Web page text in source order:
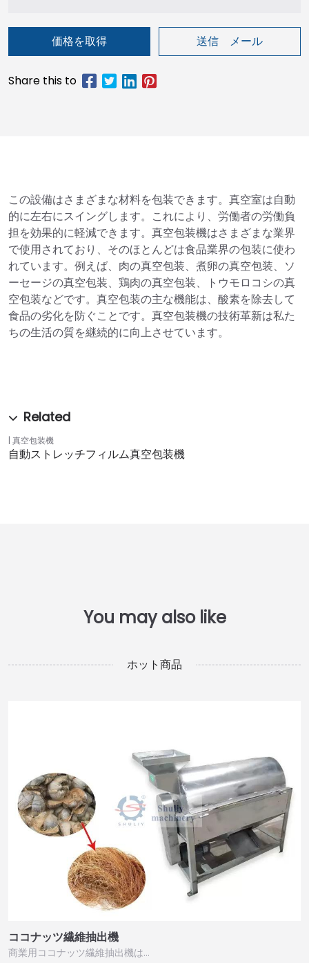
価格を取得 送信 メール
この設備はさまざまな材料を包装できます。真空室は自動
的に左右にスイングします。これにより、労働者の労働負
担を効果的に軽減できます。真空包装機はさまざまな業界
で使用されており、そのほとんどは食品業界の包装に使わ
れています。例えば、肉の真空包装、煮卵の真空包装、ソ
ーセージの真空包装、鶏肉の真空包装、トウモロコシの真
空包装などです。真空包装の主な機能は、酸素を除去して
食品の劣化を防ぐことです。真空包装機の技術革新は私た
ちの生活の質を継続的に向上させています。
真空包装機
自動ストレッチフィルム真空包装機
ホット商品
ココナッツ繊維抽出機
商業用ココナッツ繊維抽出機は…